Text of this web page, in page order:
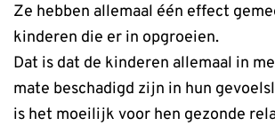
Ze hebben allemaal één effect
kinderen die er in opgroeien.
Dat is dat de kinderen allemaal in
mate beschadigd zijn in hun
is het moeilijk voor hen gezonde